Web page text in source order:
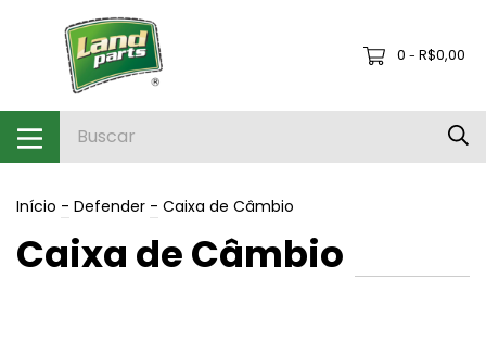
0 - R$0,00
Início - Defender - Caixa de Câmbio
Caixa de Câmbio